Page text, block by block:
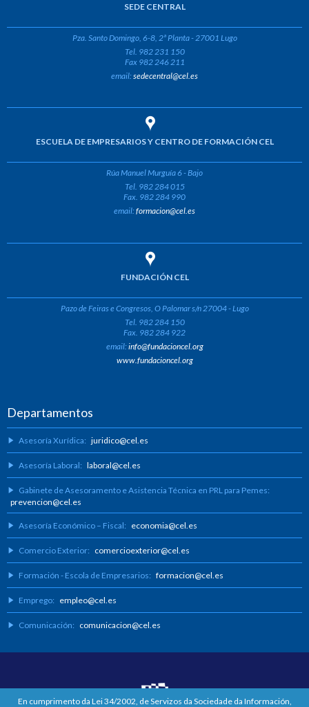
SEDE CENTRAL
Pza. Santo Domingo, 6-8, 2ª Planta - 27001 Lugo
Tel. 982 231 150
Fax 982 246 211
email:sedecentral@cel.es
ESCUELA DE EMPRESARIOS Y CENTRO DE FORMACIÓN CEL
Rúa Manuel Murguía 6 - Bajo
Tel. 982 284 015
Fax. 982 284 990
email:formacion@cel.es
FUNDACIÓN CEL
Pazo de Feiras e Congresos, O Palomar s/n 27004 - Lugo
Tel. 982 284 150
Fax. 982 284 922
email:info@fundacioncel.org
www.fundacioncel.org
Departamentos
Asesoría Xurídica: juridico@cel.es
Asesoría Laboral: laboral@cel.es
Gabinete de Asesoramento e Asistencia Técnica en PRL para Pemes:
prevencion@cel.es
Asesoría Económico – Fiscal: economia@cel.es
Comercio Exterior: comercioexterior@cel.es
Formación - Escola de Empresarios: formacion@cel.es
Emprego: empleo@cel.es
Comunicación: comunicacion@cel.es
En cumprimento da Lei 34/2002, de Servizos da Sociedade da Información,